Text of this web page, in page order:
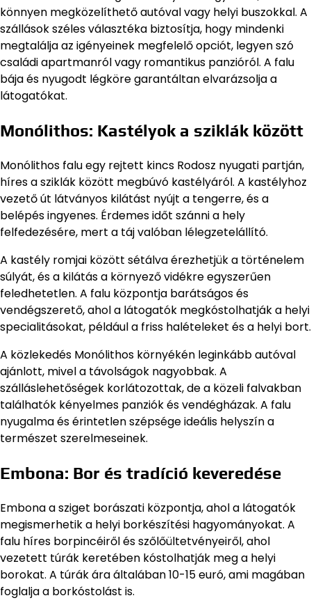
könnyen megközelíthető autóval vagy helyi buszokkal. A
szállások széles választéka biztosítja, hogy mindenki
megtalálja az igényeinek megfelelő opciót, legyen szó
családi apartmanról vagy romantikus panzióról. A falu
bája és nyugodt légköre garantáltan elvarázsolja a
látogatókat.
Monólithos: Kastélyok a sziklák között
Monólithos falu egy rejtett kincs Rodosz nyugati partján,
híres a sziklák között megbúvó kastélyáról. A kastélyhoz
vezető út látványos kilátást nyújt a tengerre, és a
belépés ingyenes. Érdemes időt szánni a hely
felfedezésére, mert a táj valóban lélegzetelállító.
A kastély romjai között sétálva érezhetjük a történelem
súlyát, és a kilátás a környező vidékre egyszerűen
feledhetetlen. A falu központja barátságos és
vendégszerető, ahol a látogatók megkóstolhatják a helyi
specialitásokat, például a friss halételeket és a helyi bort.
A közlekedés Monólithos környékén leginkább autóval
ajánlott, mivel a távolságok nagyobbak. A
szálláslehetőségek korlátozottak, de a közeli falvakban
találhatók kényelmes panziók és vendégházak. A falu
nyugalma és érintetlen szépsége ideális helyszín a
természet szerelmeseinek.
Embona: Bor és tradíció keveredése
Embona a sziget borászati központja, ahol a látogatók
megismerhetik a helyi borkészítési hagyományokat. A
falu híres borpincéiről és szőlőültetvényeiről, ahol
vezetett túrák keretében kóstolhatják meg a helyi
borokat. A túrák ára általában 10-15 euró, ami magában
foglalja a borkóstolást is.